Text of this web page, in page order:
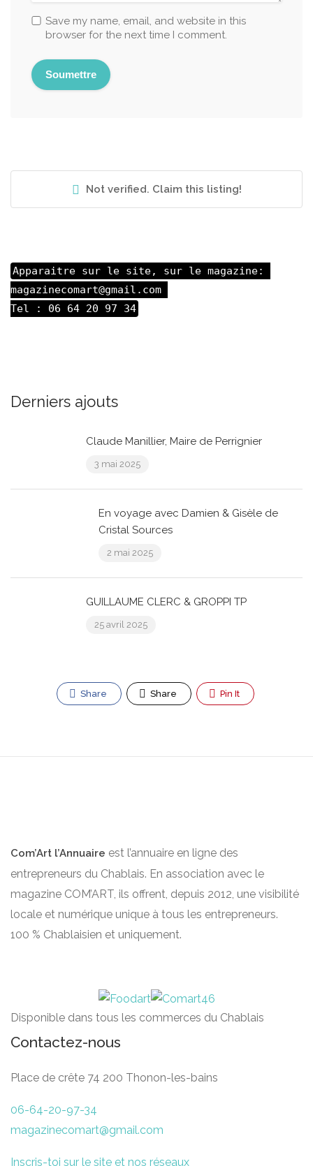
Save my name, email, and website in this
browser for the next time I comment.
Not verified. Claim this listing!
Apparaitre sur le site, sur le magazine:
magazinecomart@gmail.com
Tel : 06 64 20 97 34
Derniers ajouts
Claude Manillier, Maire de Perrignier
3 mai 2025
En voyage avec Damien & Gisèle de
Cristal Sources
2 mai 2025
GUILLAUME CLERC & GROPPI TP
25 avril 2025
Share Share Pin It
Com’Art l’Annuaire est l’annuaire en ligne des
entrepreneurs du Chablais. En association avec le
magazine COM’ART, ils offrent, depuis 2012, une visibilité
locale et numérique unique à tous les entrepreneurs.
100 % Chablaisien et uniquement.
Disponible dans tous les commerces du Chablais
Contactez-nous
Place de crête 74 200 Thonon-les-bains
06-64-20-97-34
magazinecomart@gmail.com
Inscris-toi sur le site et nos réseaux